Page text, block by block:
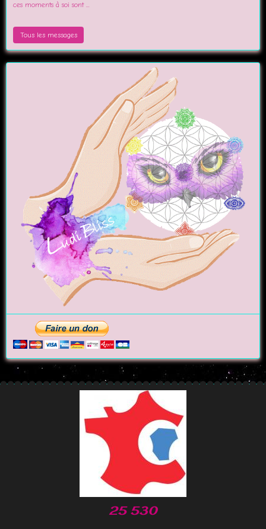
ces moments à soi sont ...
Tous les messages
25 530